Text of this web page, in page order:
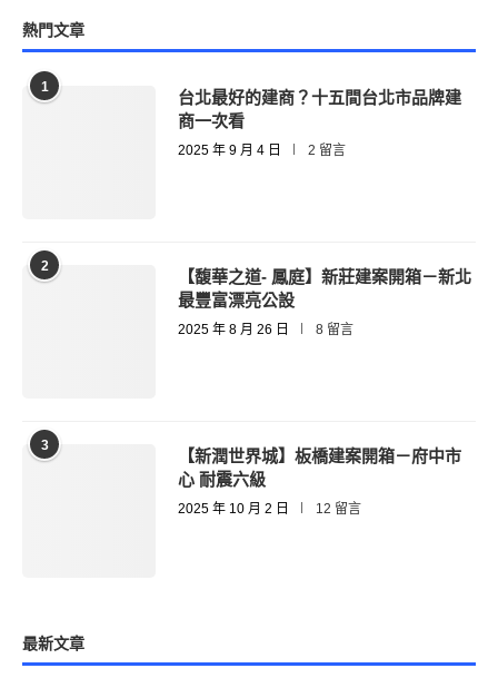
熱門文章
1
台北最好的建商？十五間台北市品牌建
商一次看
2025 年 9 月 4 日 2 留言
2
【馥華之道- 鳳庭】新莊建案開箱－新北
最豐富漂亮公設
2025 年 8 月 26 日 8 留言
3
【新潤世界城】板橋建案開箱－府中市
心 耐震六級
2025 年 10 月 2 日 12 留言
最新文章